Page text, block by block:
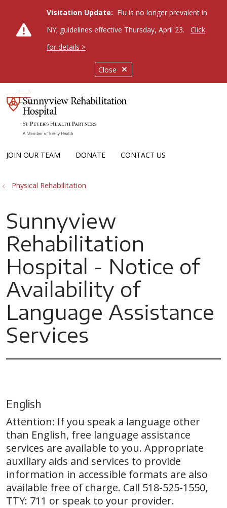
Close
Visitation Update: Flu is no longer prevalent in
NY; guidelines effective Thursday, April 23.
Click
for details >
JOIN OUR TEAM DONATE CONTACT US
show off canvas menu
Physical Rehabilitation
Sunnyview
Rehabilitation
Hospital - Notice of
Availability of
Language Assistance
Services
English
Attention: If you speak a language other
than English, free language assistance
services are available to you. Appropriate
auxiliary aids and services to provide
information in accessible formats are also
available free of charge. Call 518-525-1550,
TTY: 711 or speak to your provider.